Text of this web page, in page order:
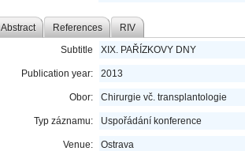
Abstract References RIV
Subtitle XIX. PAŘÍZKOVY DNY
Publication year: 2013
Obor: Chirurgie vč. transplantologie
Typ záznamu: Uspořádání konference
Venue: Ostrava